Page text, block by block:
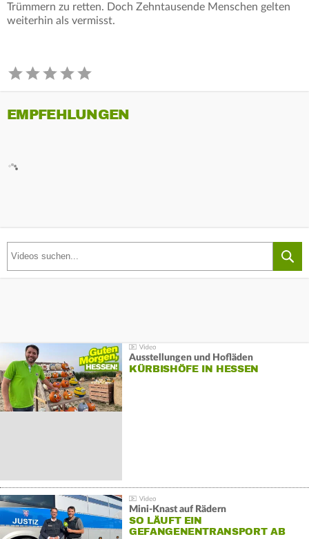
Trümmern zu retten. Doch Zehntausende Menschen gelten
weiterhin als vermisst.
EMPFEHLUNGEN
Ausstellungen und Hofläden
KÜRBISHÖFE IN HESSEN
Mini-Knast auf Rädern
SO LÄUFT EIN
GEFANGENENTRANSPORT AB